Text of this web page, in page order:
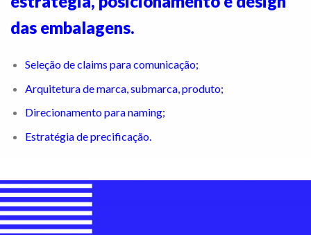
das embalagens.
Seleção de claims para comunicação;
Arquitetura de marca, submarca, produto;
Direcionamento para naming;
Estratégia de precificação.